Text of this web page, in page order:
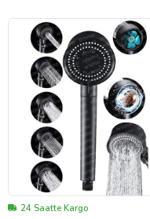
24 Saatte Kargo